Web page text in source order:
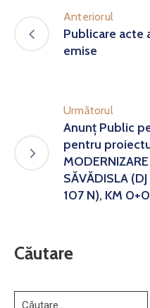
Anteriorul
Publicare acte
emise
Următorul
Anunț Public
pentru
SĂVĂDISLA
107 N), KM
Căutare